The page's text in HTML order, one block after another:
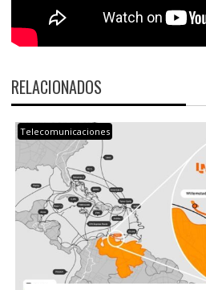
RELACIONADOS
Telecomunicaciones